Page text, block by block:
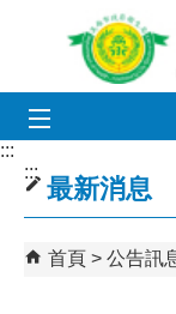
跳到主要內容區塊
:::
:::
最新消息
首頁 公告訊